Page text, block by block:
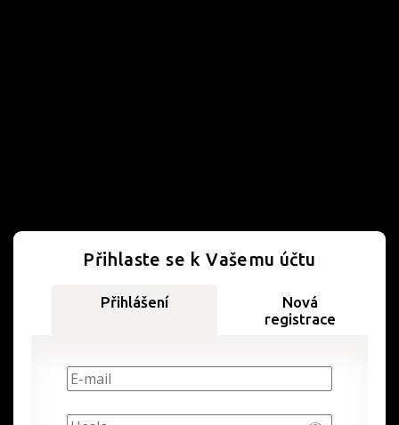
Přihlaste se k Vašemu účtu
Přihlášení
Nová
registrace